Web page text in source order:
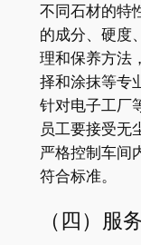
不同石材的特
的成分、硬度
理和保养方法
择和涂抹等专
针对电子工厂
员工要接受无
严格控制车间
符合标准。
（四）服